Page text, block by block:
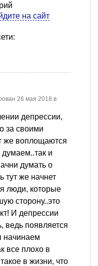
на сайт
26 мая 2018 в
депрессии,
за своими
же воплощаются
думаем..так и
думать о
тут же начнет
люди, которые
сторону..это
И депрессии
ведь появляется
начинаем
все плохо в
в жизни, что